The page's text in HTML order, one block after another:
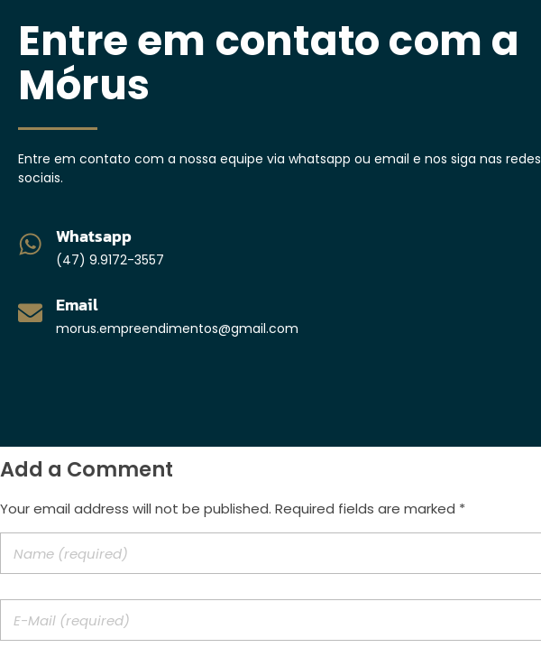
Entre em contato com a
Mórus
Entre em contato com a nossa equipe via whatsapp ou email e nos siga nas redes
sociais.
Whatsapp
(47) 9.9172-3557
Email
morus.empreendimentos@gmail.com
Add a Comment
Your email address will not be published. Required fields are marked *